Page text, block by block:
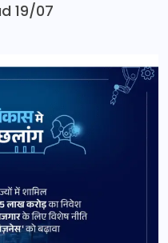
19/07